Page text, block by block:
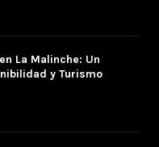
La Malinche: Un
y Turismo